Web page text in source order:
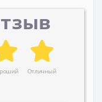
Отличный